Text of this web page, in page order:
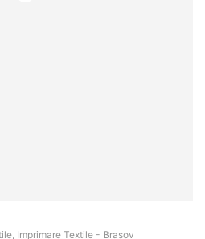
Imprimare Textile - Braşov